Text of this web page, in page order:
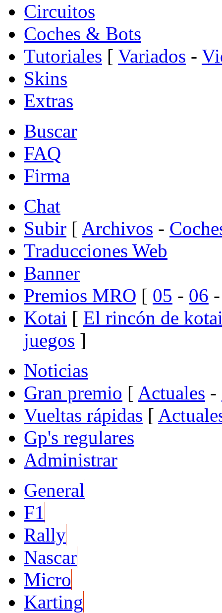
Circuitos
Coches & Bots
Tutoriales [ Variados -
Skins
Extras
Buscar
FAQ
Firma
Chat
Subir [ Archivos -
Traducciones Web
Banner
Premios MRO [ 05 - 06
Kotai [ El rincón de
juegos ]
Noticias
Gran premio [ Actuales -
Vueltas rápidas [
Gp's regulares
Administrar
General
F1
Rally
Nascar
Micro
Karting